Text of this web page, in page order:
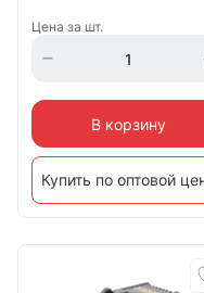
Цена за шт.
В корзину
Купить по оптовой